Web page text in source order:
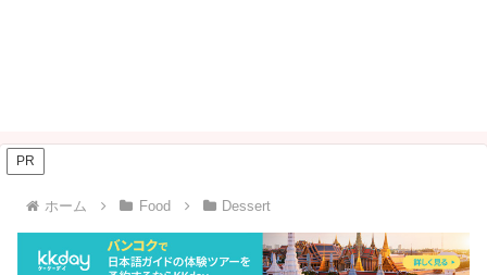
PR
ホーム Food Dessert